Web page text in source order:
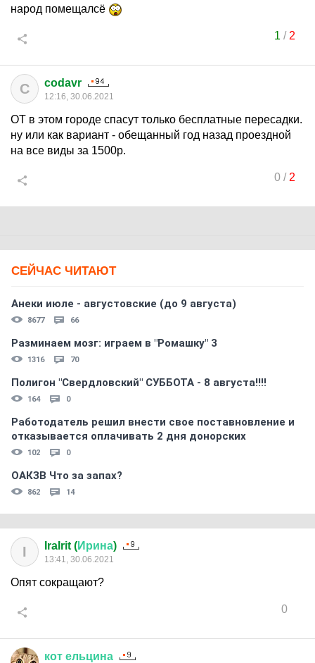
народ помещалсё
1 / 2
C codavr
12:16, 30.06.2021
ОТ в этом городе спасут только бесплатные пересадки.
ну или как вариант - обещанный год назад проездной
на все виды за 1500р.
0/ 2
СЕЙЧАС ЧИТАЮТ
Анеки июле - августовские (до 9 августа)
8677 66
Разминаем мозг: играем в "Ромашку" 3
1316 70
Полигон "Свердловский" СУББОТА - 8 августа!!!!
164 0
Работодатель решил внести свое поставновление и
отказывается оплачивать 2 дня донорских
102 0
ОАКЗВ Что за запах?
862 14
I IraIrit (Ирина)
13:41, 30.06.2021
Опят сокращают?
0
кот ельцина